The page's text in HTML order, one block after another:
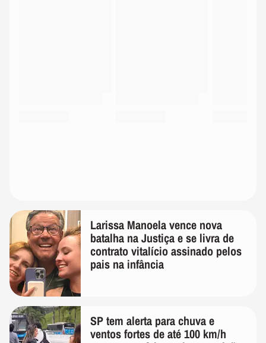
Larissa Manoela vence nova
batalha na Justiça e se livra de
contrato vitalício assinado pelos
pais na infância
SP tem alerta para chuva e
ventos fortes de até 100 km/h